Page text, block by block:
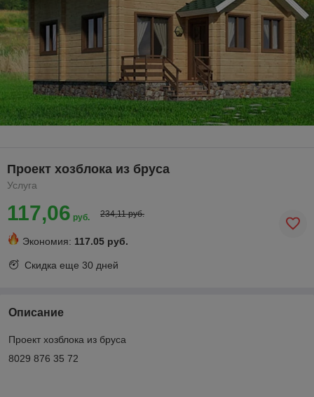
Проект хозблока из бруса
Услуга
117,06 руб. 234,11 руб.
Экономия: 117.05 руб.
Скидка еще 30 дней
Описание
Проект хозблока из бруса
8029 876 35 72